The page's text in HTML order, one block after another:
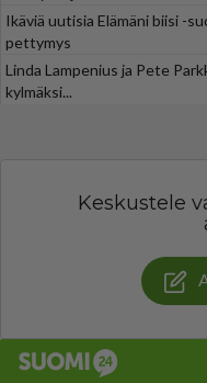
Ikäviä uutisia Elämäni biisi -
pettymys
Linda Lampenius ja Pete
kylmäksi...
Keskustele